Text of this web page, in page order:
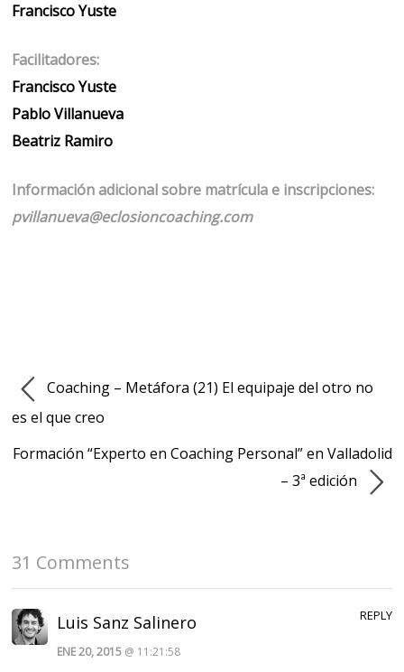
Francisco Yuste
Facilitadores:
Francisco Yuste
Pablo Villanueva
Beatriz Ramiro
Información adicional sobre matrícula e inscripciones:
pvillanueva@eclosioncoaching.com
Coaching – Metáfora (21) El equipaje del otro no
es el que creo
Formación “Experto en Coaching Personal” en Valladolid
– 3ª edición
31 Comments
Luis Sanz Salinero
ENE 20, 2015 @ 11:21:58
REPLY